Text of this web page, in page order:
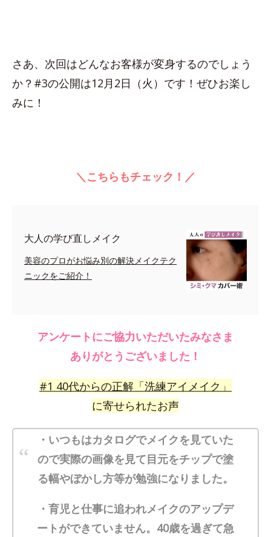
さあ、次回はどんなお客様が変身するのでしょう
か？#3の公開は12月2日（火）です！ぜひお楽し
みに！
＼こちらもチェック！／
大人の学び直しメイク
美容のプロがお悩み別の解決メイクテク
ニックをご紹介！
アンケートにご協力いただいたみなさま
ありがとうございました！
#1 40代からの正解「洗練アイメイク」
に寄せられたお声
・いつもはカタログでメイクを見ていた
ので実際の画像を見て目元をチップで塗
る幅やぼかし方等が勉強になりました。
・育児と仕事に追われメイクのアップデ
ートができていません。40歳を過ぎて急